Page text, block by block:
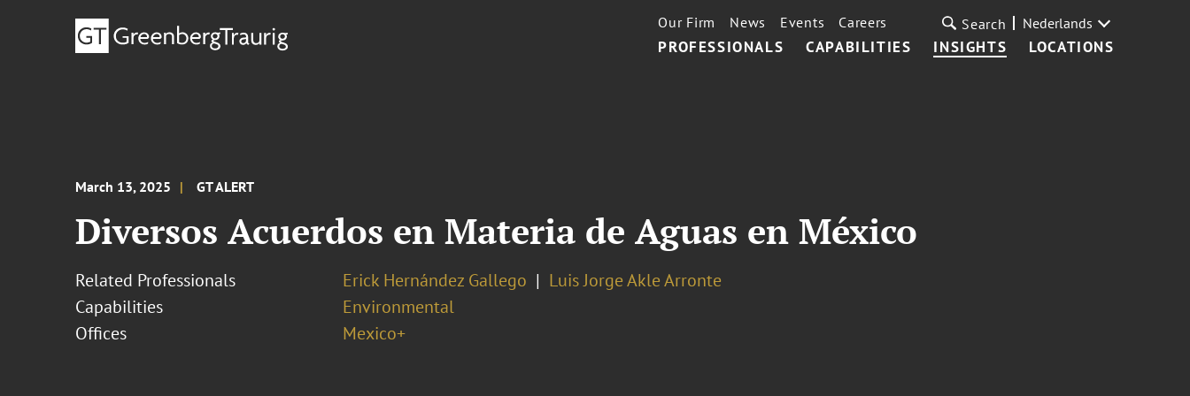
PROFESSIONALS CAPABILITIES INSIGHTS LOCATIONS
Our Firm News Events Careers Search Nederlands
March 13, 2025 GT ALERT
Diversos Acuerdos en Materia de Aguas en México
Related Professionals Erick Hernández Gallego
Luis Jorge Akle Arronte
Capabilities
Environmental
Offices
Mexico+